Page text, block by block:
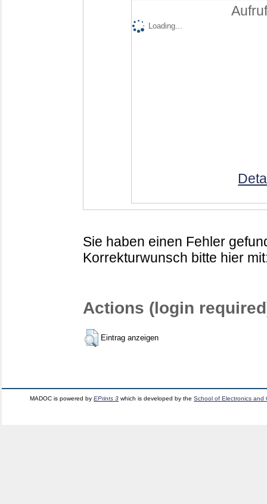
Loading...
Sie haben einen Fehler
Korrekturwunsch bitte hier
Actions (login
Eintrag anzeigen
MADOC is powered byEPrints 3 which is developed by theSchool of Electronics and